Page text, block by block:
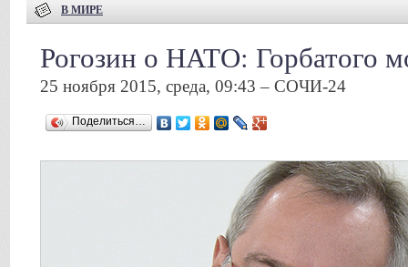
В МИРЕ
Рогозин о НАТО: Горбатого
25 ноября 2015, среда, 09:43 – СОЧИ-24
Поделиться…